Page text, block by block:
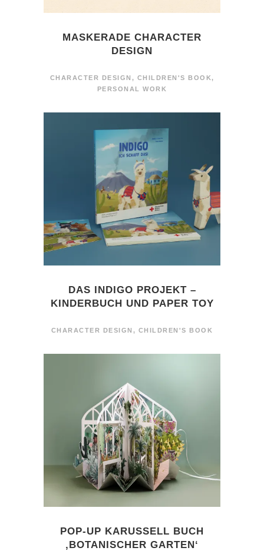
MASKERADE CHARACTER
DESIGN
CHARACTER DESIGN , CHILDREN'S BOOK ,
PERSONAL WORK
DAS INDIGO PROJEKT –
KINDERBUCH UND PAPER TOY
CHARACTER DESIGN , CHILDREN'S BOOK
POP-UP KARUSSELL BUCH
‚BOTANISCHER GARTEN‘